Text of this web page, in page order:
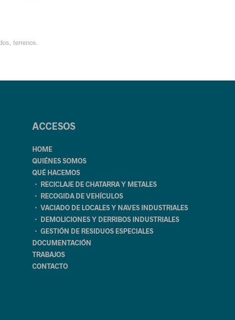
terrenos.
ACCESOS
HOME
QUIÉNES SOMOS
QUÉ HACEMOS
・ RECICLAJE DE CHATARRA Y METALES
・ RECOGIDA DE VEHÍCULOS
・ VACIADO DE LOCALES Y NAVES INDUSTRIALES
・ DEMOLICIONES Y DERRIBOS INDUSTRIALES
・ GESTIÓN DE RESIDUOS ESPECIALES
DOCUMENTACIÓN
TRABAJOS
CONTACTO